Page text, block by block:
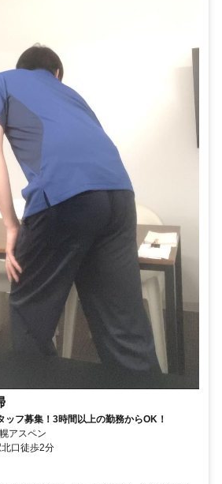
フ募集！3時間以上の勤務からOK！
アスペン
口徒歩2分